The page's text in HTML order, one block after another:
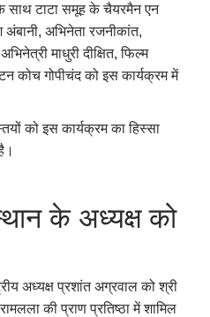
के साथ टाटा समूह के चैयरमैन एन
, अभिनेता रजनीकांत,
अभिनेत्री माधुरी दीक्षित,फिल्म
कोच गोपीचंद को इस कार्यक्रम में
को इस कार्यक्रम का हिस्सा
के अध्यक्ष को
अध्यक्ष प्रशांत अग्रवाल को श्री
की प्राण प्रतिष्ठा में शामिल